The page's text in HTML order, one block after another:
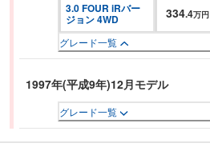
3.0 FOUR iRバー
ジョン 4WD 334.4万円
グレード一覧
1997年(平成9年)12月モデル
グレード一覧